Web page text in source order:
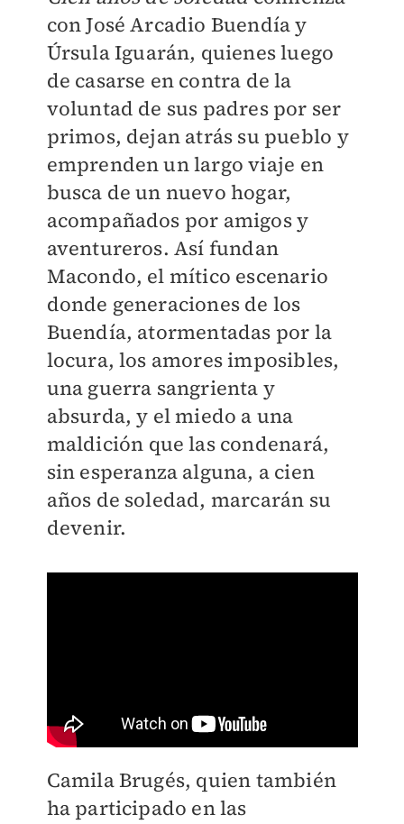
con José Arcadio Buendía y
Úrsula Iguarán, quienes luego
de casarse en contra de la
voluntad de sus padres por ser
primos, dejan atrás su pueblo y
emprenden un largo viaje en
busca de un nuevo hogar,
acompañados por amigos y
aventureros. Así fundan
Macondo, el mítico escenario
donde generaciones de los
Buendía, atormentadas por la
locura, los amores imposibles,
una guerra sangrienta y
absurda, y el miedo a una
maldición que las condenará,
sin esperanza alguna, a cien
años de soledad, marcarán su
devenir.
Camila Brugés, quien también
ha participado en las